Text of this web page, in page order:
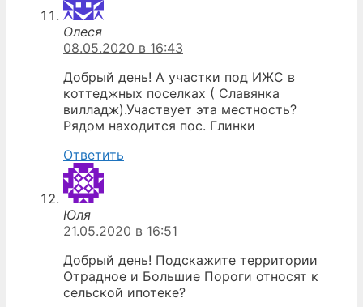
Олеся
08.05.2020 в 16:43
Добрый день! А участки под ИЖС в
коттеджных поселках ( Славянка
вилладж).Участвует эта местность?
Рядом находится пос. Глинки
Ответить
Юля
21.05.2020 в 16:51
Добрый день! Подскажите территории
Отрадное и Большие Пороги относят к
сельской ипотеке?